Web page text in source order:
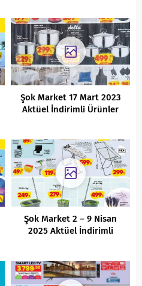
Şok Market 17 Mart 2023
Aktüel İndirimli Ürünler
Şok Market 2 – 9 Nisan
2025 Aktüel İndirimli